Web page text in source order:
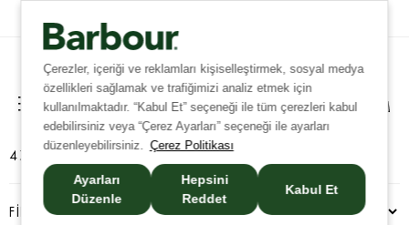
Çerezler, içeriği ve reklamları kişiselleştirmek, sosyal medya
özellikleri sağlamak ve trafiğimizi analiz etmek için
kullanılmaktadır. “Kabul Et” seçeneği ile tüm çerezleri kabul
edebilirsiniz veya “Çerez Ayarları” seçeneği ile ayarları
düzenleyebilirsiniz. Çerez Politikası
Ayarları
Düzenle
Hepsini
Reddet
Kabul Et
FILTRELEME
476 ÜRÜN